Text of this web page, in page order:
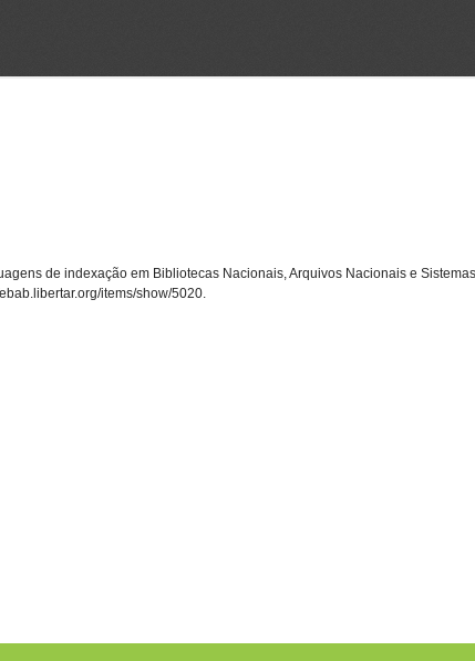
de indexação em Bibliotecas Nacionais, Arquivos Nacionais e
items/show/5020.